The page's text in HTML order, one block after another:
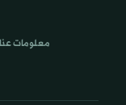
معلومات عنا